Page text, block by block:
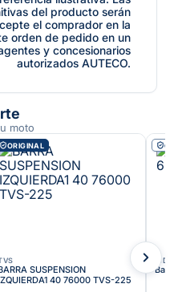
del producto serán
el comprador en la
orden de pedido en un
y concesionarios
autorizados AUTECO.
moto
ORIGINAL
SUSPENSION
40 76000 TVS-225